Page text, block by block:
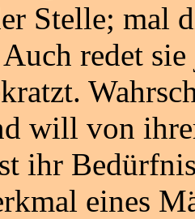
Stelle; mal
Auch redet
will von
ihr
eines